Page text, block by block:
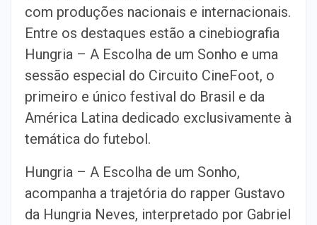
com produções nacionais e internacionais.
Entre os destaques estão a cinebiografia
Hungria – A Escolha de um Sonho e uma
sessão especial do Circuito CineFoot, o
primeiro e único festival do Brasil e da
América Latina dedicado exclusivamente à
temática do futebol.
Hungria – A Escolha de um Sonho,
acompanha a trajetória do rapper Gustavo
da Hungria Neves, interpretado por Gabriel